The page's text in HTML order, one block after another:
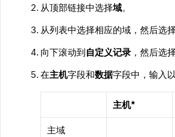
从顶部链接中选择域。
从列表中选择相应的域，然后选
向下滚动到 自定义记录 ，然后选
在主机字段和数据字段中，输入
主机*
主域